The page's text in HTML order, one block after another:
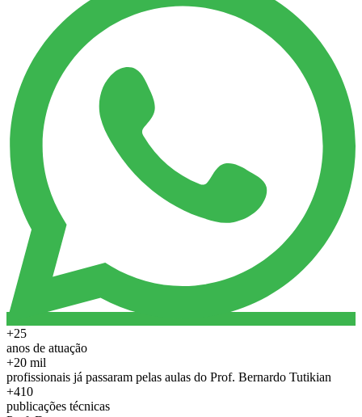
+25
anos de atuação
+20 mil
profissionais já passaram pelas aulas do Prof. Bernardo Tutikian
+410
publicações técnicas